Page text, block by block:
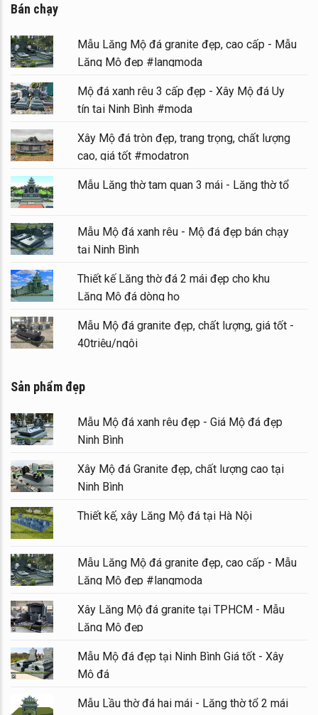
Bán chạy
Mẫu Lăng Mộ đá granite đẹp, cao cấp - Mẫu
Lăng Mộ đẹp #langmoda
Mộ đá xanh rêu 3 cấp đẹp - Xây Mộ đá Uy
tín tại Ninh Bình #moda
Xây Mộ đá tròn đẹp, trang trọng, chất lượng
cao, giá tốt #modatron
Mẫu Lăng thờ tam quan 3 mái - Lăng thờ tổ
Mẫu Mộ đá xanh rêu - Mộ đá đẹp bán chạy
tại Ninh Bình
Thiết kế Lăng thờ đá 2 mái đẹp cho khu
Lăng Mộ đá dòng họ
Mẫu Mộ đá granite đẹp, chất lượng, giá tốt -
40triệu/ngôi
Sản phẩm đẹp
Mẫu Mộ đá xanh rêu đẹp - Giá Mộ đá đẹp
Ninh Bình
Xây Mộ đá Granite đẹp, chất lượng cao tại
Ninh Bình
Thiết kế, xây Lăng Mộ đá tại Hà Nội
Mẫu Lăng Mộ đá granite đẹp, cao cấp - Mẫu
Lăng Mộ đẹp #langmoda
Xây Lăng Mộ đá granite tại TPHCM - Mẫu
Lăng Mộ đẹp
Mẫu Mộ đá đẹp tại Ninh Bình Giá tốt - Xây
Mộ đá
Mẫu Lầu thờ đá hai mái - Lăng thờ tổ 2 mái